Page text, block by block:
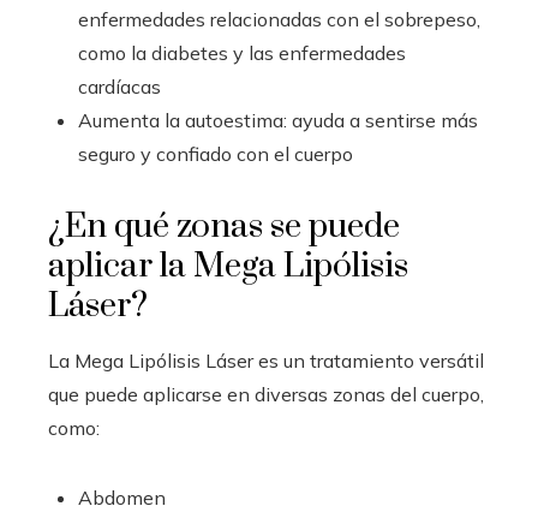
enfermedades relacionadas con el sobrepeso,
como la diabetes y las enfermedades
cardíacas
Aumenta la autoestima: ayuda a sentirse más
seguro y confiado con el cuerpo
¿En qué zonas se puede
aplicar la Mega Lipólisis
Láser?
La Mega Lipólisis Láser es un tratamiento versátil
que puede aplicarse en diversas zonas del cuerpo,
como:
Abdomen